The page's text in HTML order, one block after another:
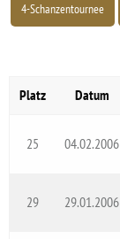
4-Schanzentournee
Platz Datum
25 04.02.2006
29 29.01.2006